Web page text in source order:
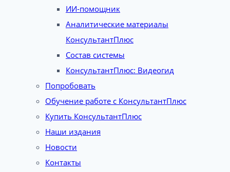
ИИ-помощник
Аналитические материалы
КонсультантПлюс
Состав системы
КонсультантПлюс: Видеогид
Попробовать
Обучение работе с КонсультантПлюс
Купить КонсультантПлюс
Наши издания
Новости
Контакты